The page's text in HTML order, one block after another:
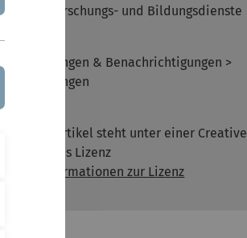
Team Forschungs- und Bildungsdienste
Mitteilungen & Benachrichtigungen >
Mitteilungen
Dieser Artikel steht unter einer Creative
Commons Lizenz
Alle Informationen zur Lizenz